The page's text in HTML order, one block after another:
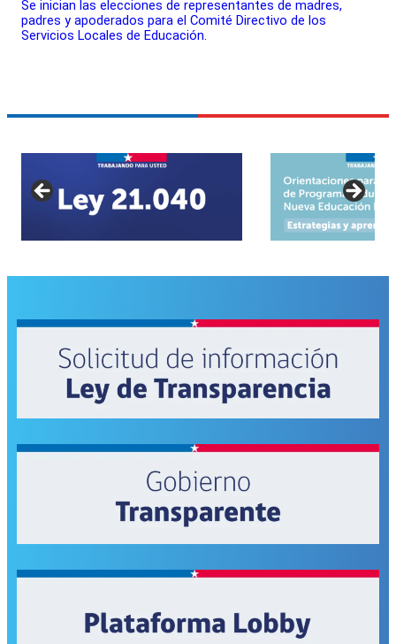
Se inician las elecciones de representantes de madres,
padres y apoderados para el Comité Directivo de los
Servicios Locales de Educación.